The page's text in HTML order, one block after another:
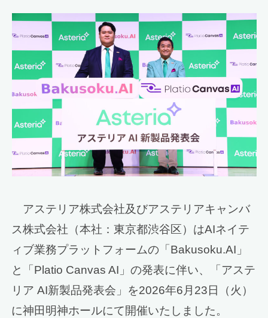
アステリア株式会社及びアステリアキャンバ
ス株式会社（本社：東京都渋谷区）はAIネイテ
ィブ業務プラットフォームの「Bakusoku.AI」
と「Platio Canvas AI」の発表に伴い、「アステ
リア AI新製品発表会」を2026年6月23日（火）
に神田明神ホールにて開催いたしました。